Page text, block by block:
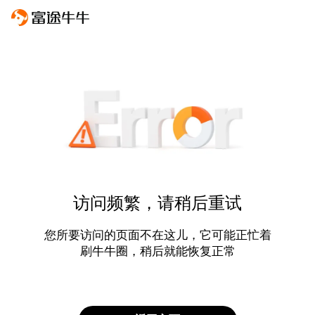
访问频繁，请稍后重试
您所要访问的页面不在这儿，它可能正忙着
刷牛牛圈，稍后就能恢复正常